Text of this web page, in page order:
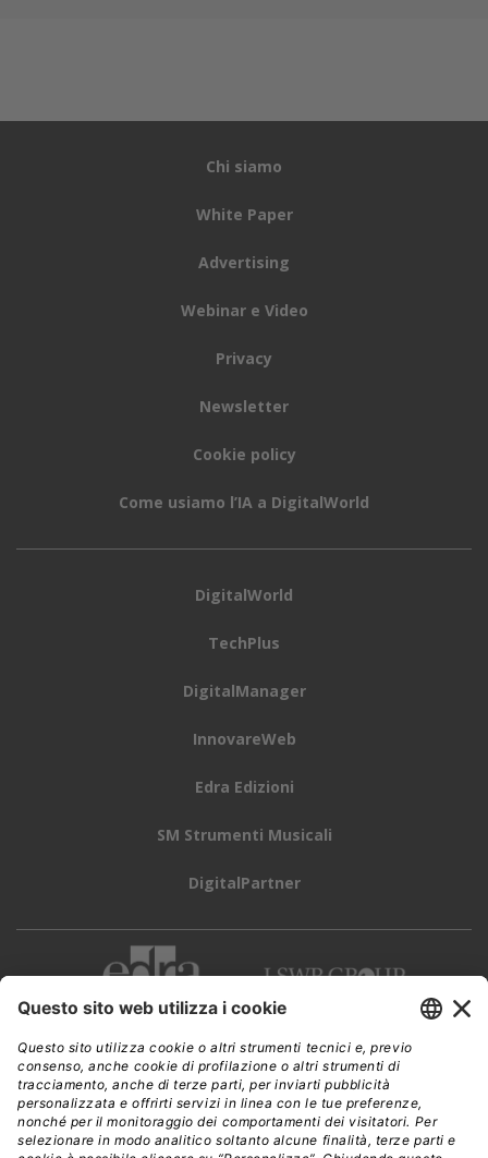
Chi siamo
White Paper
Advertising
Webinar e Video
Privacy
Newsletter
Cookie policy
Come usiamo l’IA a DigitalWorld
DigitalWorld
TechPlus
DigitalManager
InnovareWeb
Edra Edizioni
SM Strumenti Musicali
DigitalPartner
CWI è una testata giornalistica diEdra Edizioni s.r.l.
Direzione, amministrazione, redazione, pubblicità
Viale Enrico Forlanini 21 - 20134 Milano
Tel. +39 02 881841
C.F./P IVA 13002100157